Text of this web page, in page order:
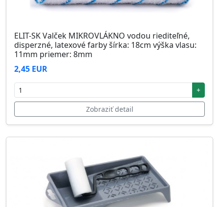
ELIT-SK Valček MIKROVLÁKNO vodou riediteľné,
disperzné, latexové farby šírka: 18cm výška vlasu:
11mm priemer: 8mm
2,45 EUR
+
Zobraziť detail